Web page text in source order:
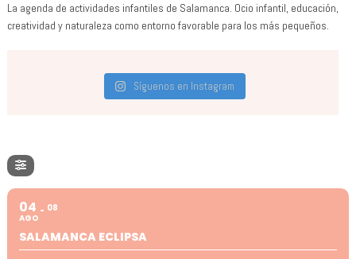
La agenda de actividades infantiles de Salamanca. Ocio infantil, educación,
creatividad y naturaleza como entorno favorable para los más pequeños.
Síguenos en Instagram
04
AGO
08
SALAMANCA ECLIPSA